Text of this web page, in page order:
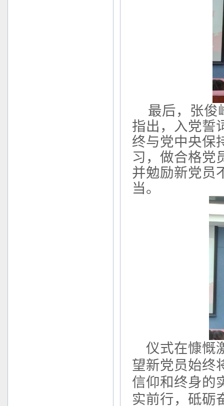
最后，张俊
指出，入党誓
终与党中央保
习，做合格党
并勉励新党员
当。
仪式在慷慨
望新党员始终
信仰和终身的
实前行，砥砺